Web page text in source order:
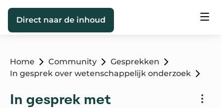
Direct naar de inhoud
Home Community
Gesprekken
In gesprek over wetenschappelijk onderzoek
In gesprek met